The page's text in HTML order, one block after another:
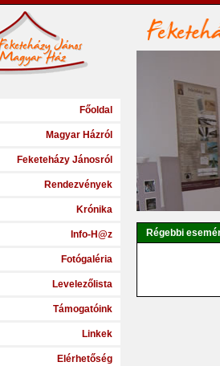
Főoldal
Magyar Házról
Feketeházy Jánosról
Rendezvények
Krónika
Info-H@z
Fotógaléria
Levelezőlista
Támogatóink
Linkek
Elérhetőség
Régebbi